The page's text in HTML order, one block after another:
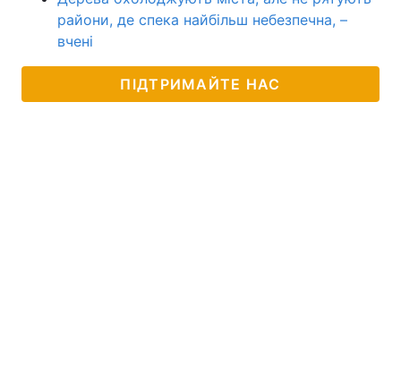
райони, де спека найбільш небезпечна, –
вчені
ПІДТРИМАЙТЕ НАС